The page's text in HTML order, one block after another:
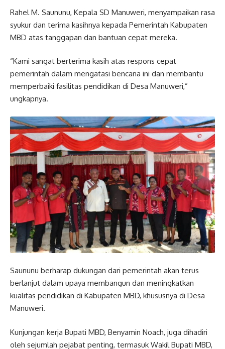
Rahel M. Saununu, Kepala SD Manuweri, menyampaikan rasa
syukur dan terima kasihnya kepada Pemerintah Kabupaten
MBD atas tanggapan dan bantuan cepat mereka.
“Kami sangat berterima kasih atas respons cepat
pemerintah dalam mengatasi bencana ini dan membantu
memperbaiki fasilitas pendidikan di Desa Manuweri,”
ungkapnya.
Saununu berharap dukungan dari pemerintah akan terus
berlanjut dalam upaya membangun dan meningkatkan
kualitas pendidikan di Kabupaten MBD, khususnya di Desa
Manuweri.
Kunjungan kerja Bupati MBD, Benyamin Noach, juga dihadiri
oleh sejumlah pejabat penting, termasuk Wakil Bupati MBD,